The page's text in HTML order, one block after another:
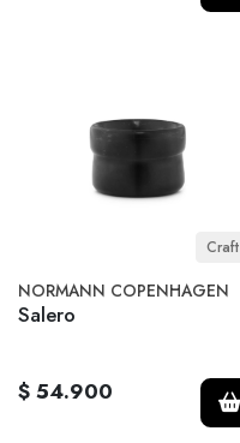
Craft
NORMANN COPENHAGEN
Salero
$ 54.900